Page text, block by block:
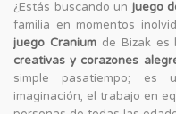
¿Estás buscando un juego
familia en momentos
juego Craniumde Bizak es
creativas y corazones
simple pasatiempo; es
imaginación, el trabajo en